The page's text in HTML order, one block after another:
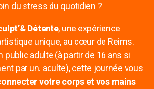
du stress du quotidien ?
Détente, une expérience
unique, au cœur de Reims.
public adulte (à partir de 16 ans si
par un. adulte), cette journée vous
votre corps et vos mains